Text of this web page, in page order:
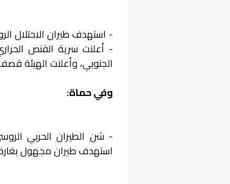
- استهدف طيران الاحتلال
- أعلنت سرية القنص
الجنوبي، وأعلنت الهيئة
وفي حماة:
- شن الطيران الحربي
استهدف طيران مجهول